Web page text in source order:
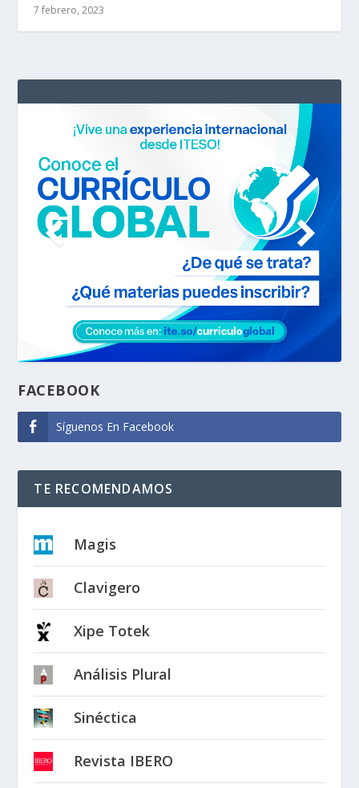
7 febrero, 2023
FACEBOOK
Síguenos En Facebook
TE RECOMENDAMOS
Magis
Clavigero
Xipe Totek
Análisis Plural
Sinéctica
Revista IBERO